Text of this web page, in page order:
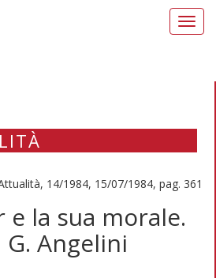
14/1984, 15/07/1984, pag. 361
la sua morale.
Angelini